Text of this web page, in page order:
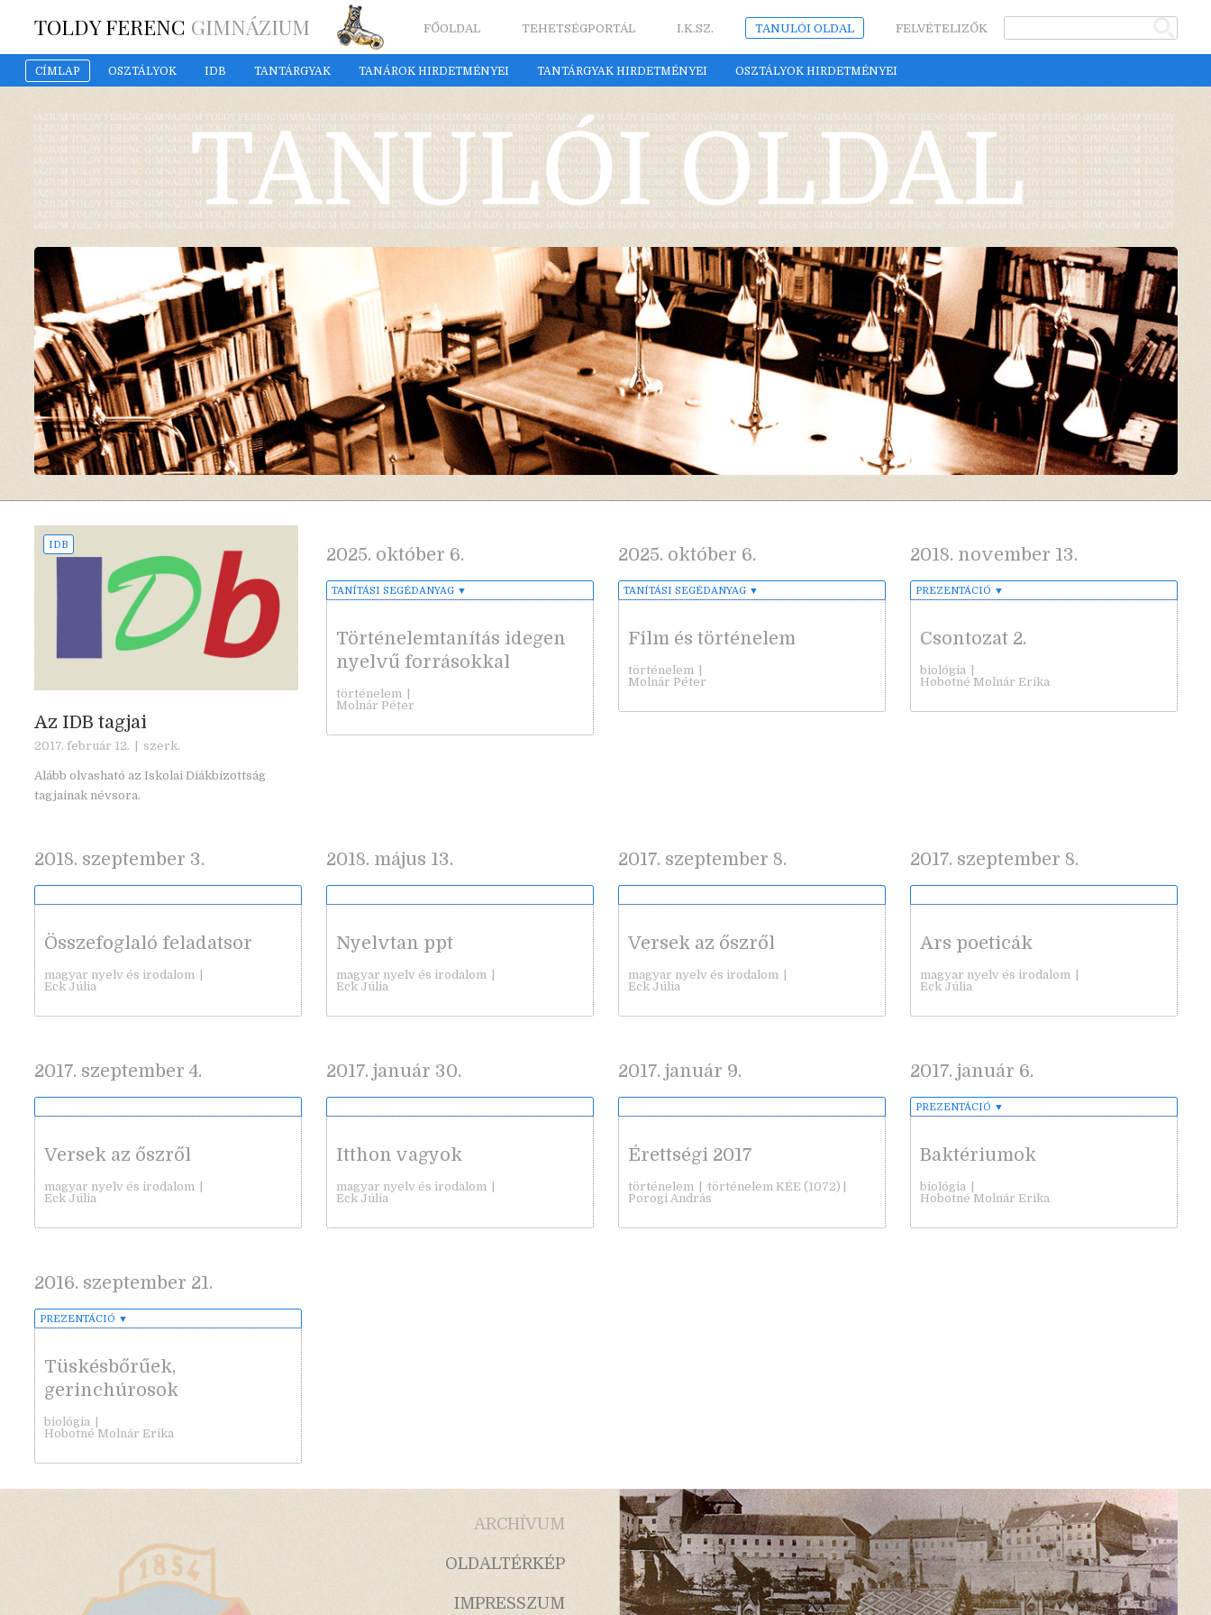
TOLDY FERENC GIMNÁZIUM FŐOLDAL TEHETSÉGPORTÁL I.K.SZ. TANULÓI OLDAL FELVÉTELIZŐK
CÍMLAP OSZTÁLYOK IDB TANTÁRGYAK TANÁROK HIRDETMÉNYEI TANTÁRGYAK HIRDETMÉNYEI OSZTÁLYOK HIRDETMÉNYEI
IDB
Az IDB tagjai
2017. február 12. | szerk.
Alább olvasható az Iskolai Diákbizottság
tagjainak névsora.
2025. október 6.
TANÍTÁSI SEGÉDANYAG ▼
Történelemtanítás idegen
nyelvű forrásokkal
történelem|
Molnár Péter
2025. október 6.
TANÍTÁSI SEGÉDANYAG ▼
Film és történelem
történelem|
Molnár Péter
2018. november 13.
PREZENTÁCIÓ ▼
Csontozat 2.
biológia|
Hobotné Molnár Erika
2018. szeptember 3.
Összefoglaló feladatsor
magyar nyelv és irodalom
Eck Júlia
2018. május 13.
Nyelvtan ppt
magyar nyelv és irodalom
Eck Júlia
2017. szeptember 8.
Versek az őszről
magyar nyelv és irodalom
Eck Júlia
2017. szeptember 8.
Ars poeticák
magyar nyelv és irodalom
Eck Júlia
2017. szeptember 4.
Versek az őszről
magyar nyelv és irodalom
Eck Júlia
2017. január 30.
Itthon vagyok
magyar nyelv és irodalom
Eck Júlia
2017. január 9.
Érettségi 2017
történelem | történelem KÉE (1072) |
Porogi András
2017. január 6.
PREZENTÁCIÓ ▼
Baktériumok
biológia
Hobotné Molnár Erika
2016. szeptember 21.
PREZENTÁCIÓ ▼
Tüskésbőrűek,
gerinchúrosok
biológia
Hobotné Molnár Erika
ARCHÍVUM
OLDALTÉRKÉP
IMPRESSZUM